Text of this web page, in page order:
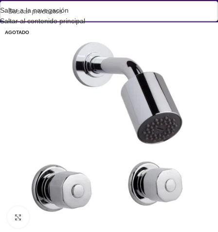
Saltar a la navegación
Saltar al contenido principal
AGOTADO